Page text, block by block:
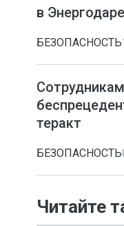
в
БЕЗОПАСНОСТЬ
теракт
БЕЗОПАСНОСТЬ
Читайте